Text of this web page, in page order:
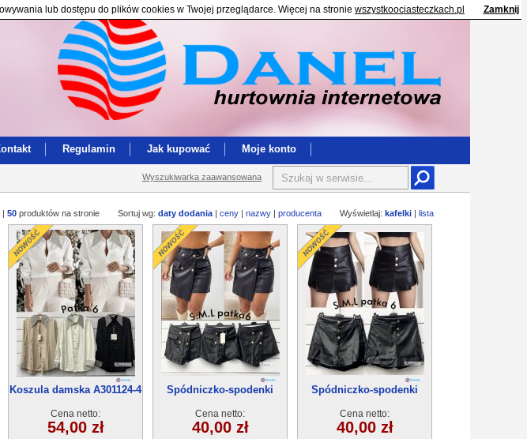
lub dostępu do plików cookies w Twojej przeglądarce. Więcej na stronie wszystkoociasteczkach.pl Zamknij
Wyszukiwarka zaawansowana
Regulamin Jak kupować Moje konto
| 50 produktów na stronie Sortuj wg: daty dodania | ceny | nazwy | producenta Wyświetlaj: kafelki | lista
Koszula damska A301124-4
Cena netto:
54,00 zł
Spódniczko-spodenki
6szt
Cena netto:
40,00 zł
Spódniczko-spodenki
6szt
Cena netto:
40,00 zł